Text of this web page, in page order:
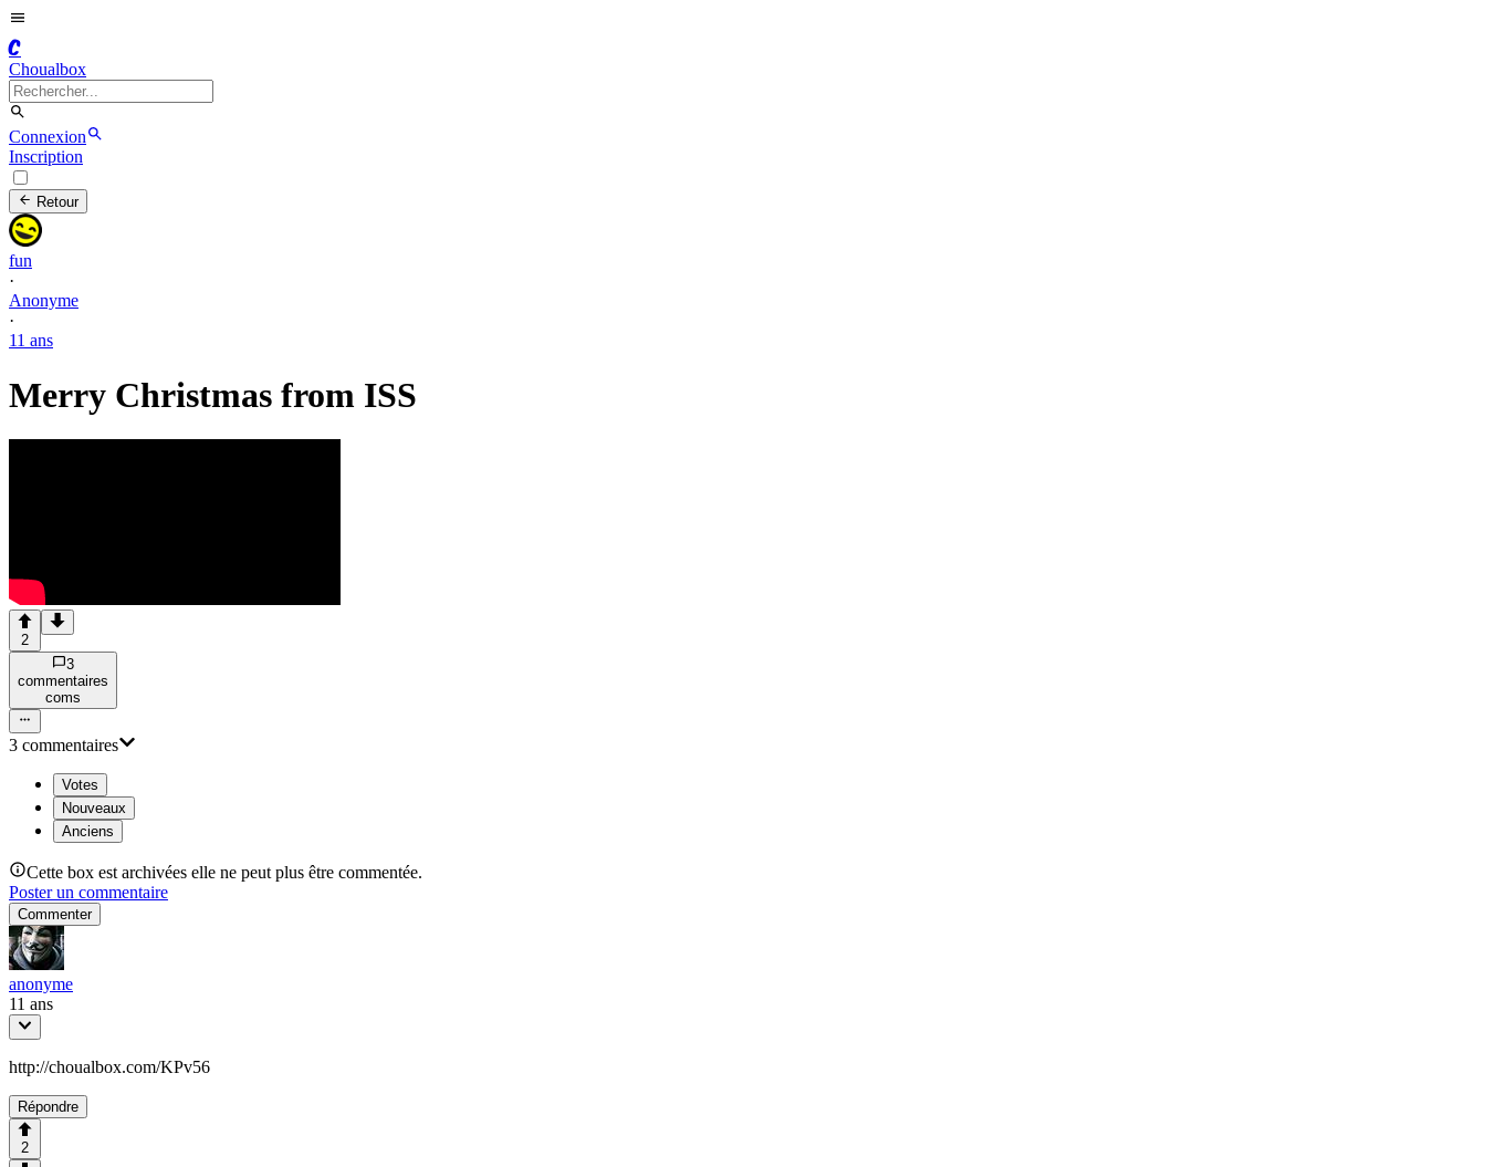
C
Choualbox
Connexion
Inscription
Retour
fun
·
Anonyme
·
11 ans
Merry Christmas from ISS
2
3
commentaires
coms
3 commentaires
Votes
Nouveaux
Anciens
Cette box est archivées elle ne peut plus être commentée.
Poster un commentaire
Commenter
anonyme
11 ans
http://choualbox.com/KPv56
Répondre
2